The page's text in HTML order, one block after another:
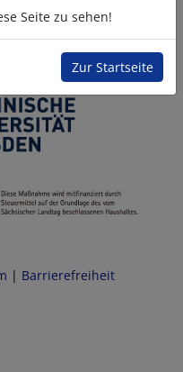
Seite zu sehen!
Zur Startseite
| Barrierefreiheit